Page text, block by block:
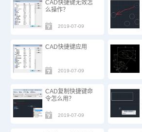
CAD快捷键无效怎
么操作？
2019-07-09
CAD快捷键应用
2019-07-09
CAD复制快捷键命
令怎么用？
2019-07-09